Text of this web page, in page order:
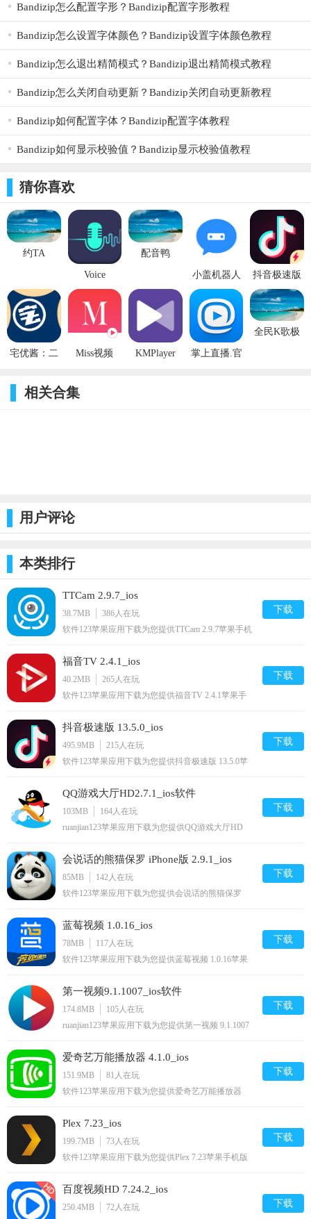
Bandizip怎么配置字形？Bandizip配置字形教程
Bandizip怎么设置字体颜色？Bandizip设置字体颜色教程
Bandizip怎么退出精简模式？Bandizip退出精简模式教程
Bandizip怎么关闭自动更新？Bandizip关闭自动更新教程
Bandizip如何配置字体？Bandizip配置字体教程
Bandizip如何显示校验值？Bandizip显示校验值教程
猜你喜欢
约TA
Voice
Changer
1.7_ios
配音鸭
小盖机器人
1.1_ios
抖音极速版
13.5.0_ios
宅优酱：二
Miss视频
KMPlayer
掌上直播.官
全民K歌极
相关合集
用户评论
本类排行
TTCam 2.9.7_ios
38.7MB 386人在玩
软件123苹果应用下载为您提供TTCam 2.9.7苹果手机
下载
福音TV 2.4.1_ios
40.2MB 265人在玩
软件123苹果应用下载为您提供福音TV 2.4.1苹果手
下载
抖音极速版 13.5.0_ios
495.9MB 215人在玩
软件123苹果应用下载为您提供抖音极速版 13.5.0苹
下载
QQ游戏大厅HD2.7.1_ios软件
103MB 164人在玩
ruanjian123苹果应用下载为您提供QQ游戏大厅HD
下载
会说话的熊猫保罗 iPhone版 2.9.1_ios
85MB 142人在玩
软件123苹果应用下载为您提供会说话的熊猫保罗
苹果手机软件下载.
下载
蓝莓视频 1.0.16_ios
78MB 117人在玩
软件123苹果应用下载为您提供蓝莓视频 1.0.16苹果
下载
第一视频9.1.1007_ios软件
174.8MB 105人在玩
ruanjian123苹果应用下载为您提供第一视频 9.1.1007
下载
爱奇艺万能播放器 4.1.0_ios
151.9MB 81 人在玩
软件123苹果应用下载为您提供爱奇艺万能播放器
果手机软件下载.
下载
Plex 7.23_ios
199.7MB 73人在玩
软件123苹果应用下载为您提供Plex 7.23苹果手机版
下载
百度视频HD 7.24.2_ios
250.4MB 72人在玩
下载